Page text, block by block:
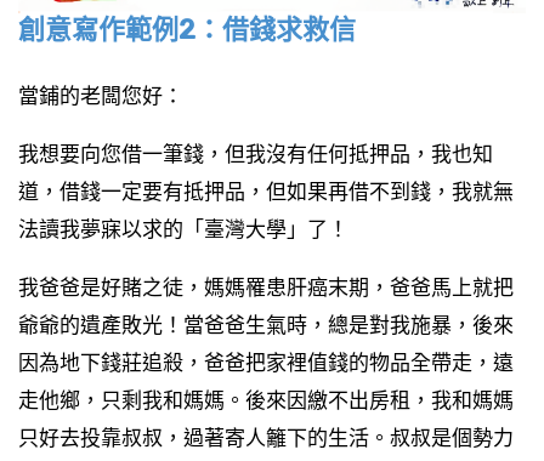
創意寫作範例2：借錢求救信
當鋪的老闆您好：
我想要向您借一筆錢，但我沒有任何抵押品，我也知
道，借錢一定要有抵押品，但如果再借不到錢，我就無
法讀我夢寐以求的「臺灣大學」了！
我爸爸是好賭之徒，媽媽罹患肝癌末期，爸爸馬上就把
爺爺的遺產敗光！當爸爸生氣時，總是對我施暴，後來
因為地下錢莊追殺，爸爸把家裡值錢的物品全帶走，遠
走他鄉，只剩我和媽媽。後來因繳不出房租，我和媽媽
只好去投靠叔叔，過著寄人籬下的生活。叔叔是個勢力